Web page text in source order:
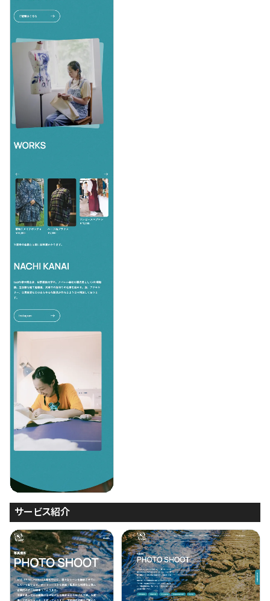
サービス紹介